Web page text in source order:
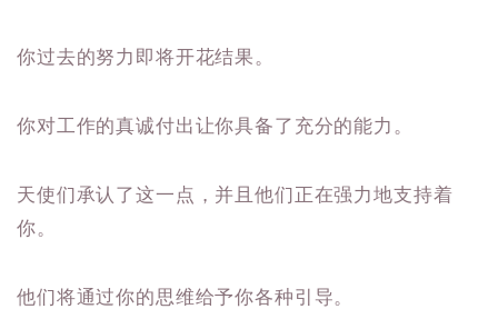
你过去的努力即将开花结果。
你对工作的真诚付出让你具备了充分的能力。
天使们承认了这一点，并且他们正在强力地支持着
你。
他们将通过你的思维给予你各种引导。